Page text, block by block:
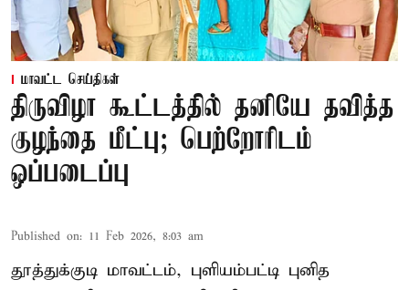
மாவட்ட செய்திகள்
திருவிழா கூட்டத்தில் தனியே தவித்த
குழந்தை மீட்பு; பெற்றோரிடம்
ஒப்படைப்பு
Published on: 11 Feb 2026, 8:03 am
தூத்துக்குடி மாவட்டம், புளியம்பட்டி புனித